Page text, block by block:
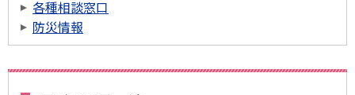
各種相談窓口
防災情報